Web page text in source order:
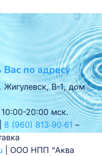
по адресу
Жигулевск, В-1, дом
10:00-20:00 мск.
8 (960) 813‑90‑61 –
| ООО НПП “Аква